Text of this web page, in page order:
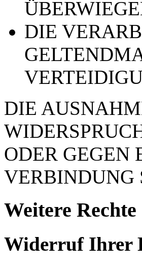
DIE
DIE
ODER GEGEN
VERBINDUNG
Weitere Rechte
Widerruf Ihrer